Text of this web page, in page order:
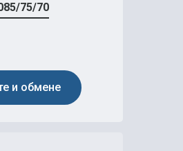
75/70
и обмене